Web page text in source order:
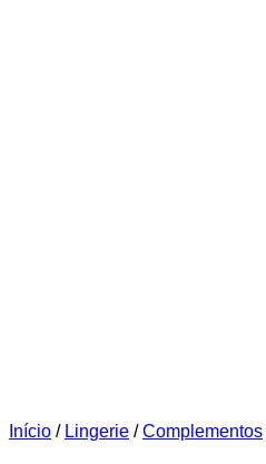
Início / Lingerie / Complementos